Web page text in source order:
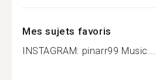
Mes sujets favoris
INSTAGRAM: pinarr99 Music...